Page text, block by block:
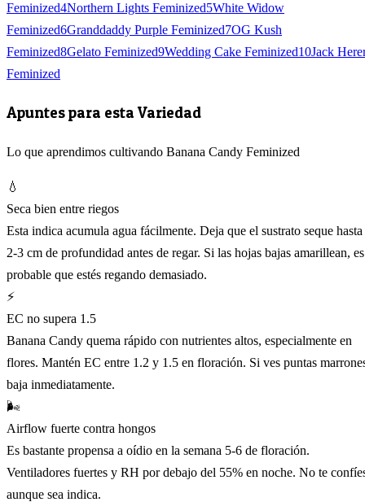
Feminized4Northern Lights Feminized5White Widow
Feminized6Granddaddy Purple Feminized7OG Kush
Feminized8Gelato Feminized9Wedding Cake Feminized10Jack
Feminized
Apuntes para esta Variedad
Lo que aprendimos cultivando Banana Candy Feminized
💧
Seca bien entre riegos
Esta indica acumula agua fácilmente. Deja que el sustrato seque hasta
2-3 cm de profundidad antes de regar. Si las hojas bajas amarillean, es
probable que estés regando demasiado.
⚡
EC no supera 1.5
Banana Candy quema rápido con nutrientes altos, especialmente en
flores. Mantén EC entre 1.2 y 1.5 en floración. Si ves puntas
baja inmediatamente.
🌬️
Airflow fuerte contra hongos
Es bastante propensa a oídio en la semana 5-6 de floración.
Ventiladores fuertes y RH por debajo del 55% en noche. No te
aunque sea indica.